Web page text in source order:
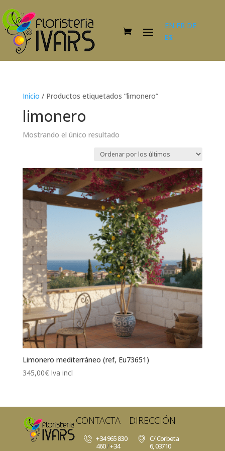
EN FR DE
ES
Inicio / Productos etiquetados “limonero”
limonero
Mostrando el único resultado
Limonero mediterráneo (ref, Eu73651)
345,00€ Iva incl
CONTACTA
+34 965 830
460/+34
DIRECCIÓN
C/ Corbeta
6, 03710